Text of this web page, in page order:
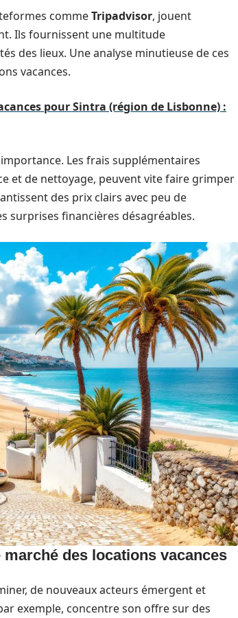
commeTripadvisor, jouent
Ils fournissent une multitude
des lieux. Une analyse minutieuse de ces
vacances.
pour Sintra (région de Lisbonne) :
Les frais supplémentaires
et de nettoyage, peuvent vite faire grimper
des prix clairs avec peu de
surprises financières désagréables.
des locations vacances
de nouveaux acteurs émergent et
exemple, concentre son offre sur des